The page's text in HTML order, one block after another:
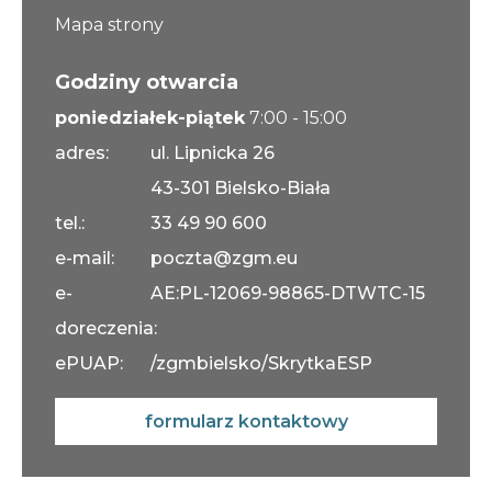
Mapa strony
Godziny otwarcia
poniedziałek-piątek 7:00 - 15:00
adres:
ul. Lipnicka 26
43-301 Bielsko-Biała
tel.:
33 49 90 600
e-mail:
poczta@zgm.eu
e-
doreczenia:
AE:PL-12069-98865-DTWTC-15
ePUAP: /zgmbielsko/SkrytkaESP
formularz kontaktowy